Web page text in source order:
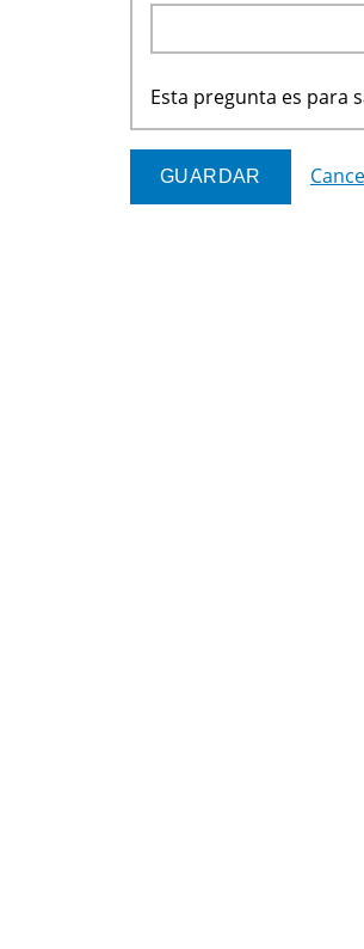
Esta pregunta es para